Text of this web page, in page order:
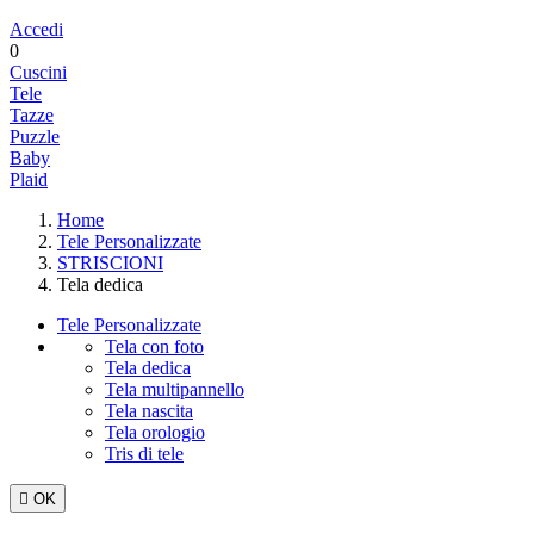
Accedi
0
Cuscini
Tele
Tazze
Puzzle
Baby
Plaid
Home
Tele Personalizzate
STRISCIONI
Tela dedica
Tele Personalizzate
Tela con foto
Tela dedica
Tela multipannello
Tela nascita
Tela orologio
Tris di tele
 OK